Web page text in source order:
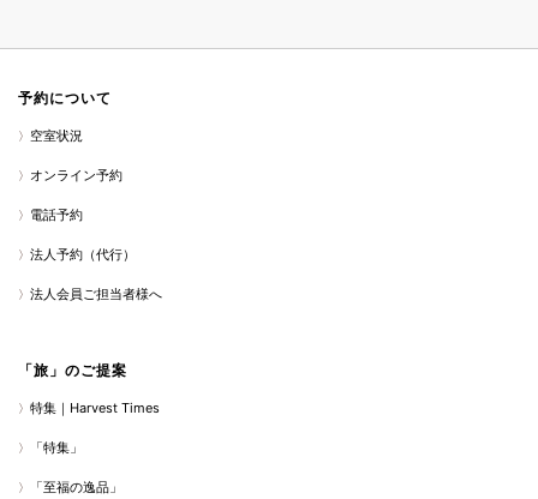
予約について
空室状況
オンライン予約
電話予約
法人予約（代行）
法人会員ご担当者様へ
「旅」のご提案
特集｜Harvest Times
「特集」
「至福の逸品」